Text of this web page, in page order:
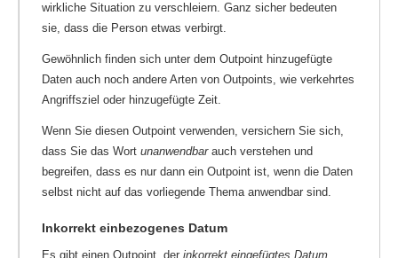
wirkliche Situation zu verschleiern. Ganz sicher bedeuten
sie, dass die Person etwas verbirgt.
Gewöhnlich finden sich unter dem Outpoint hinzugefügte
Daten auch noch andere Arten von Outpoints, wie verkehrtes
Angriffsziel oder hinzugefügte Zeit.
Wenn Sie diesen Outpoint verwenden, versichern Sie sich,
dass Sie das Wort unanwendbarauch verstehen und
begreifen, dass es nur dann ein Outpoint ist, wenn die Daten
selbst nicht auf das vorliegende Thema anwendbar sind.
Inkorrekt einbezogenes Datum
Es gibt einen Outpoint, der inkorrekt eingefügtes Datum